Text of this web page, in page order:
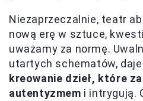
Niezaprzeczalnie, teatr
nową erę w sztuce,
uważamy za normę.
utartych schematów,
kreowanie dzieł, które
autentyzmem i intrygują.